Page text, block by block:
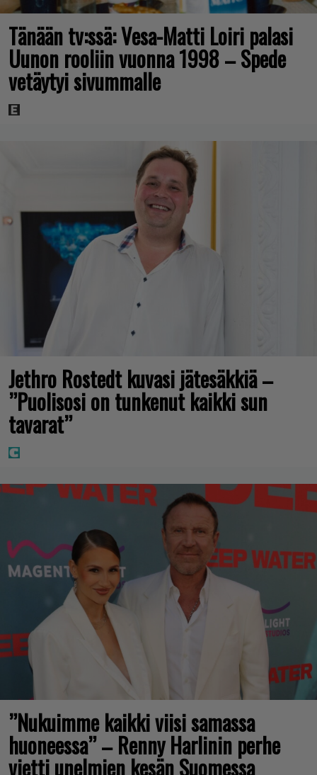
Tänään tv:ssä: Vesa-Matti Loiri palasi
Uunon rooliin vuonna 1998 – Spede
vetäytyi sivummalle
Jethro Rostedt kuvasi jätesäkkiä –
”Puolisosi on tunkenut kaikki sun
tavarat”
”Nukuimme kaikki viisi samassa
huoneessa” – Renny Harlinin perhe
vietti unelmien kesän Suomessa